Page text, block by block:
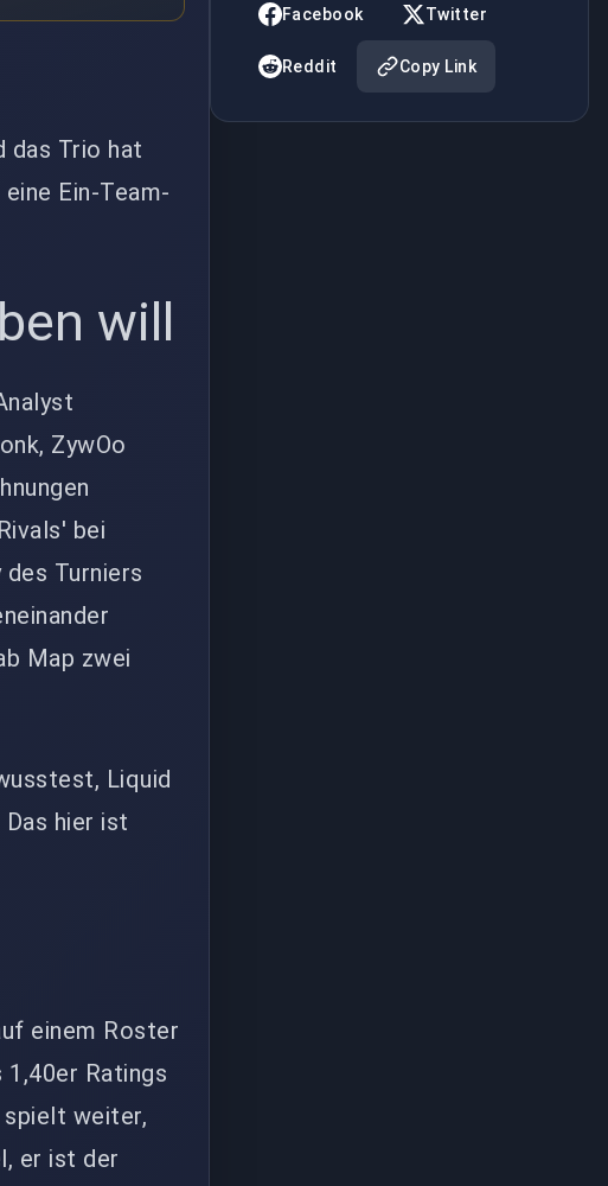
das Trio hat
Ein-Team-
will
ZywOo
bei
Turniers
Map zwei
Liquid
hier ist
einem Roster
Ratings
spielt weiter,
er ist der
Facebook Twitter
Reddit Copy Link